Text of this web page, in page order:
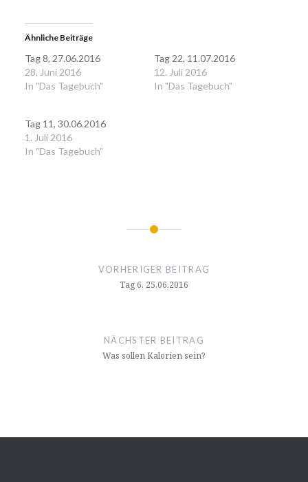
Ähnliche Beiträge
Tag 8, 27.06.2016
28. Juni 2016
In "Das Tagebuch"
Tag 22, 11.07.2016
12. Juli 2016
In "Das Tagebuch"
Tag 11, 30.06.2016
1. Juli 2016
In "Das Tagebuch"
Beitragsnavigation
VORHERIGER BEITRAG
Tag 6, 25.06.2016
NÄCHSTER BEITRAG
Was sollen Kalorien sein?